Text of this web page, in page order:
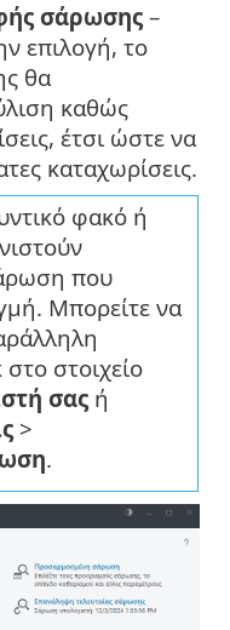
σάρωσης –
επιλογή, το
θα
καθώς
έτσι ώστε να
καταχωρίσεις.
φακό ή
που
Μπορείτε να
στοιχείο
σας ή
>
.